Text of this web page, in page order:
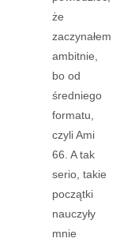
że
zaczynałem
ambitnie,
bo od
średniego
formatu,
czyli Ami
66. A tak
serio, takie
początki
nauczyły
mnie